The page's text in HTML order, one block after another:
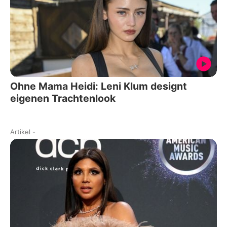
Ohne Mama Heidi: Leni Klum designt
eigenen Trachtenlook
Artikel -